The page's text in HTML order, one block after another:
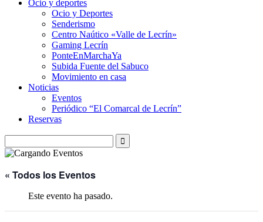
Ocio y deportes
Ocio y Deportes
Senderismo
Centro Naútico «Valle de Lecrín»
Gaming Lecrín
PonteEnMarchaYa
Subida Fuente del Sabuco
Movimiento en casa
Noticias
Eventos
Periódico “El Comarcal de Lecrín”
Reservas
« Todos los Eventos
Este evento ha pasado.